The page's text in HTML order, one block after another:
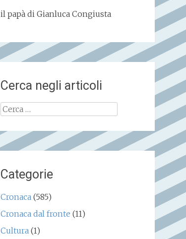
il papà di Gianluca Congiusta
Cerca negli articoli
Ricerca
Categorie
Cronaca(585)
Cronaca dal fronte (11)
Cultura(1)